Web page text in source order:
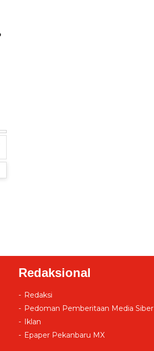
Redaksional
Redaksi
Pedoman Pemberitaan Media Siber
Iklan
Epaper Pekanbaru MX